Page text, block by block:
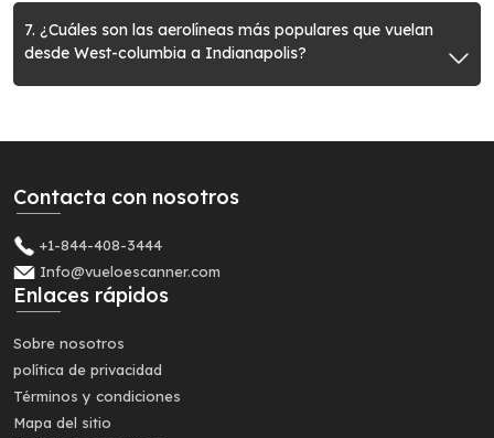
7. ¿Cuáles son las aerolíneas más populares que vuelan
desde West-columbia a Indianapolis?
Contacta con nosotros
+1-844-408-3444
Info@vueloescanner.com
Enlaces rápidos
Sobre nosotros
política de privacidad
Términos y condiciones
Mapa del sitio